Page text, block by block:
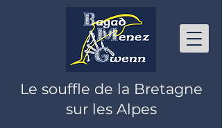
Le souffle de la Bretagne
sur les Alpes